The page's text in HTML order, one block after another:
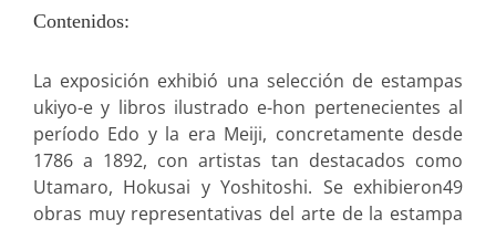
Contenidos:
La exposición exhibió una selección de estampas
ukiyo-e y libros ilustrado e-hon pertenecientes al
período Edo y la era Meiji, concretamente desde
1786 a 1892, con artistas tan destacados como
Utamaro, Hokusai y Yoshitoshi. Se exhibieron49
obras muy representativas del arte de la estampa